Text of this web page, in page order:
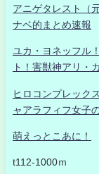
アニゲタレスト（
ナベ的まとめ速報
ユカ・ヨネッフル
ト！害獣神アリ・
ヒロコンプレック
ャアラフィフ女子
萌えっとこあに！
t112-1000ｍ